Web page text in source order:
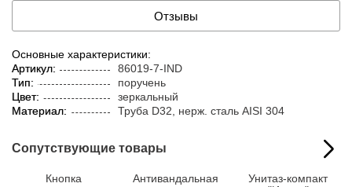
Отзывы
Основные характеристики:
Артикул:
86019-7-IND
Тип:
поручень
Цвет:
зеркальный
Материал:
Труба D32, нерж. cталь AISI 304
Сопутствующие товары
Кнопка
Антивандальная
Унитаз-компакт